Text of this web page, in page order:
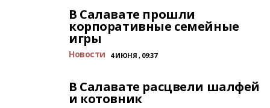
В Салавате прошли
корпоративные семейные
игры
Новости 4 ИЮНЯ , 09:37
В Салавате расцвели шалфей
и котовник